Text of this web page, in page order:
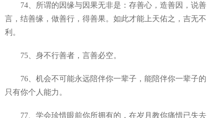
74、所谓的因缘与因果无非是：存善心，造善因，说善
言，结善缘，做善行，得善果。如此才能上天佑之，吉无不
利。
75、身不行善者，言善必空。
76、机会不可能永远陪伴你一辈子，能陪伴你一辈子的
只有你个人能力。
77、学会珍惜眼前你所拥有的，在岁月教你痛惜已失去